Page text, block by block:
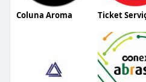
Coluna Aroma Ticket